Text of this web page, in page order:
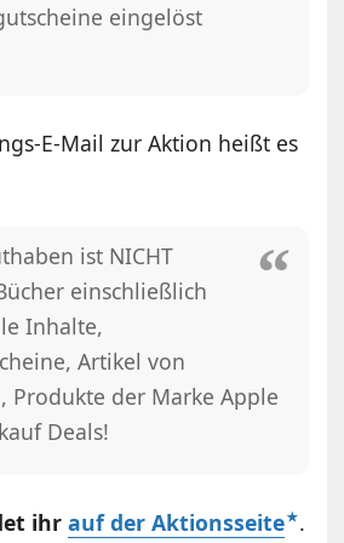
eingelöst
E-Mail zur Aktion heißt es
ist NICHT
einschließlich
Inhalte,
Artikel von
Produkte der Marke Apple
Deals!
ihrauf der Aktionsseite .